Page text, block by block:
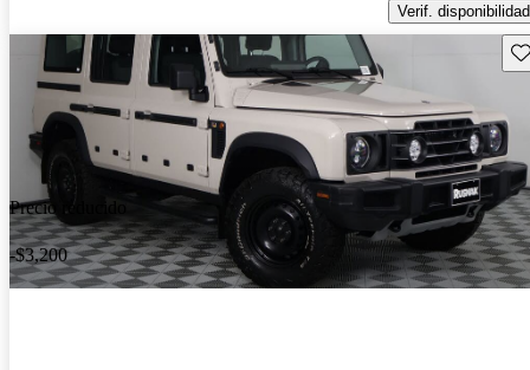
Verif. disponibilidad
Precio reducido
-$3,200